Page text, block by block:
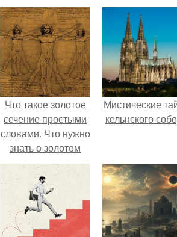
Что такое золотое
сечение простыми
словами. Что нужно
знать о золотом
сечении.
Мистические
кельнского